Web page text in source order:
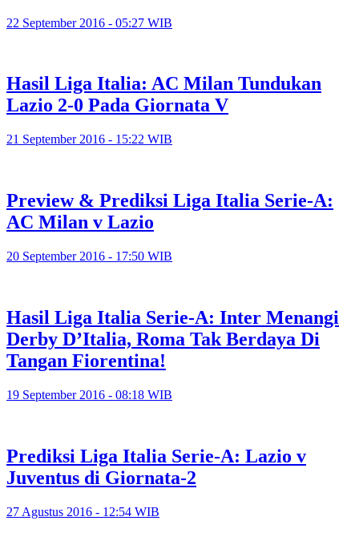
22 September 2016 - 05:27 WIB
Hasil Liga Italia: AC Milan Tundukan
Lazio 2-0 Pada Giornata V
21 September 2016 - 15:22 WIB
Preview & Prediksi Liga Italia Serie-A:
AC Milan v Lazio
20 September 2016 - 17:50 WIB
Hasil Liga Italia Serie-A: Inter Menangi
Derby D’Italia, Roma Tak Berdaya Di
Tangan Fiorentina!
19 September 2016 - 08:18 WIB
Prediksi Liga Italia Serie-A: Lazio v
Juventus di Giornata-2
27 Agustus 2016 - 12:54 WIB